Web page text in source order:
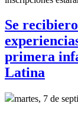
Se
primera
Latina
martes, 7 de